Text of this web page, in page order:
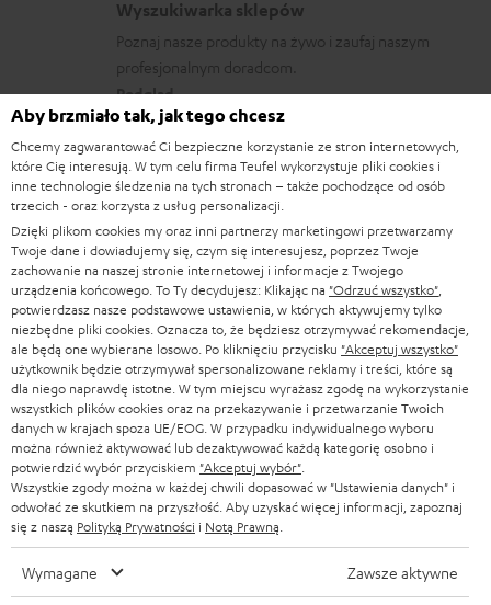
y
s
y
ł
c
e
e
d
o
t
y
c
z
ą
c
e
g
w
a
r
a
n
c
j
o
n
t
a
k
t
o
w
e
Wyszukiwarka sklepów
Poznaj nasze produkty na żywo i zaufaj naszym
profesjonalnym doradcom.
Podgląd
Wskazówki
Naliczenie wartości słuchawek jako rabatu lub wypłata wartości słuchawek
w gotówce nie jest możliwa. Akcja nie obowiązuje na towar B, edycje
specjalne i Teufel MOVE 2.
Bony rabatowe
Bezpłatne słuchawki Teufel MOVE 2 jako dodatek gratisowy nie mogą
zostać zamówione w kombinacji z bonami rabatowymi - bony rabatowe nie
mogą zostać zrealizowane, jeśli bezpłatne słuchawki Teufel MOVE 2 są
częścią zakupu.
Czas obowiązywania
Oferta obowiązuje tylko na zamówienia, które wpłynęły do Teufel Audio od
03.08.2026 od godziny 00:00. Akcja obowiązuje do wyczerpania zapasów
Teufel MOVE 2 - najpóźniej jednak do 08.08.2026 o 23:59.
Słuchawki Teufel MOVE 2 są warte 129 zł. Ta oferta powinna być traktowana
Aby brzmiało tak, jak tego chcesz
Chcemy zagwarantować Ci bezpieczne korzystanie ze stron internetowych,
które Cię interesują. W tym celu firma Teufel wykorzystuje pliki cookies i
inne technologie śledzenia na tych stronach – także pochodzące od osób
trzecich - oraz korzysta z usług personalizacji.
Dzięki plikom cookies my oraz inni partnerzy marketingowi przetwarzamy
Twoje dane i dowiadujemy się, czym się interesujesz, poprzez Twoje
zachowanie na naszej stronie internetowej i informacje z Twojego
urządzenia końcowego. To Ty decydujesz: Klikając na "Odrzuć wszystko"
potwierdzasz nasze podstawowe ustawienia, w których aktywujemy tylko
niezbędne pliki cookies. Oznacza to, że będziesz otrzymywać rekomendacje,
ale będą one wybierane losowo. Po kliknięciu przycisku "Akceptuj wszystko"
użytkownik będzie otrzymywał spersonalizowane reklamy i treści, które są
dla niego naprawdę istotne. W tym miejscu wyrażasz zgodę na wykorzystanie
wszystkich plików cookies oraz na przekazywanie i przetwarzanie Twoich
danych w krajach spoza UE/EOG. W przypadku indywidualnego wyboru
można również aktywować lub dezaktywować każdą kategorię osobno i
potwierdzić wybór przyciskiem "Akceptuj wybór"
Wszystkie zgody można w każdej chwili dopasować w "Ustawienia danych" i
odwołać ze skutkiem na przyszłość. Aby uzyskać więcej informacji, zapoznaj
się z naszą Polityką Prywatności i Notą Prawną
Wymagane Zawsze aktywne